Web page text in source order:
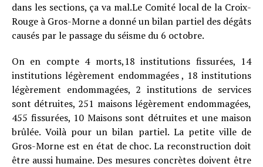
dans les sections, ça va mal.Le Comité local de la Croix-
Rouge à Gros-Morne a donné un bilan partiel des dégâts
causés par le passage du séisme du 6 octobre.
On en compte 4 morts,18 institutions fissurées, 14
institutions légèrement endommagées , 18 institutions
légèrement endommagées, 2 institutions de services
sont détruites, 251 maisons légèrement endommagées,
455 fissurées, 10 Maisons sont détruites et une maison
brûlée. Voilà pour un bilan partiel. La petite ville de
Gros-Morne est en état de choc. La reconstruction doit
être aussi humaine. Des mesures concrètes doivent être